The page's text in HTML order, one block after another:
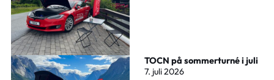
TOCN på sommerturné i juli
7. juli 2026